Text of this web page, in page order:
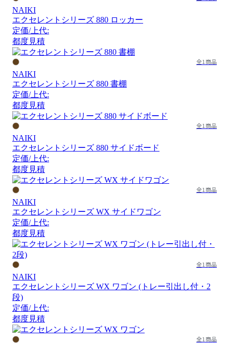
NAIKI
エクセレントシリーズ 880 ロッカー
定価/上代:
都度見積
全1商品
NAIKI
エクセレントシリーズ 880 書棚
定価/上代:
都度見積
全1商品
NAIKI
エクセレントシリーズ 880 サイドボード
定価/上代:
都度見積
全1商品
NAIKI
エクセレントシリーズ WX サイドワゴン
定価/上代:
都度見積
全1商品
NAIKI
エクセレントシリーズ WX ワゴン (トレー引出し付・2
段)
定価/上代:
都度見積
全1商品